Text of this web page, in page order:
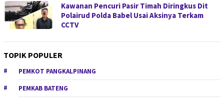
Kawanan Pencuri Pasir Timah Diringkus Dit
Polairud Polda Babel Usai Aksinya Terkam
CCTV
TOPIK POPULER
PEMKOT PANGKALPINANG
PEMKAB BATENG